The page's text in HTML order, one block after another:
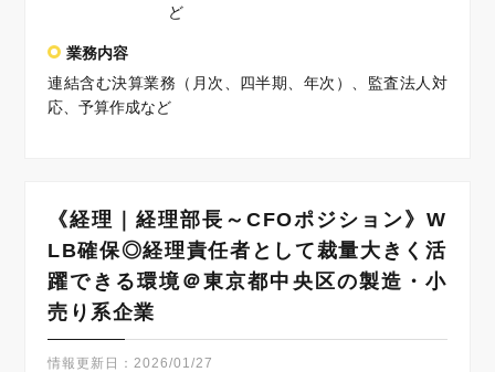
ど
業務内容
連結含む決算業務（月次、四半期、年次）、監査法人対
応、予算作成など
《経理｜経理部長～CFOポジション》W
LB確保◎経理責任者として裁量大きく活
躍できる環境＠東京都中央区の製造・小
売り系企業
情報更新日：2026/01/27